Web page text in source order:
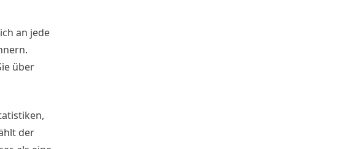
an jede
über
der